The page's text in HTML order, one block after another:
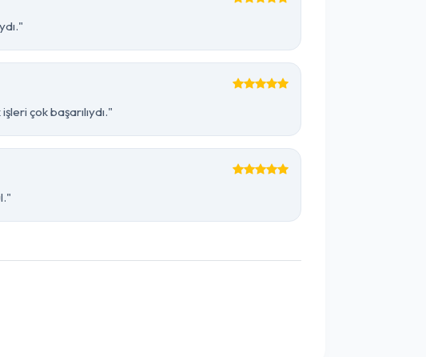
çok başarılıydı."